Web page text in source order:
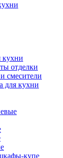
кухни
отделки
смесители
для кухни
купе